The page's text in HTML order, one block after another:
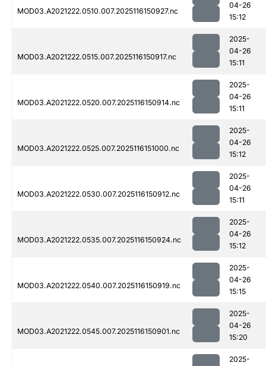
MOD03.A2021222.0510.007.2025116150927.nc
04-26
15:12
MOD03.A2021222.0515.007.2025116150917.nc
2025-
04-26
15:11
MOD03.A2021222.0520.007.2025116150914.nc
2025-
04-26
15:11
MOD03.A2021222.0525.007.2025116151000.nc
2025-
04-26
15:12
MOD03.A2021222.0530.007.2025116150912.nc
2025-
04-26
15:11
MOD03.A2021222.0535.007.2025116150924.nc
2025-
04-26
15:12
MOD03.A2021222.0540.007.2025116150919.nc
2025-
04-26
15:15
MOD03.A2021222.0545.007.2025116150901.nc
2025-
04-26
15:20
2025-